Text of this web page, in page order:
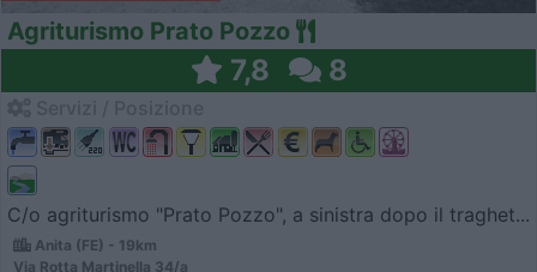
Agriturismo Prato Pozzo
7,8 8
C/o agriturismo "Prato Pozzo", a sinistra dopo il traghet...
Anita (FE) - 19km
Via Rotta Martinella 34/a